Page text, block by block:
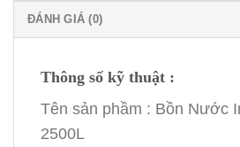
ĐÁNH GIÁ (0)
Thông số kỹ thuật :
Tên sản phầm : Bồn Nước
2500L